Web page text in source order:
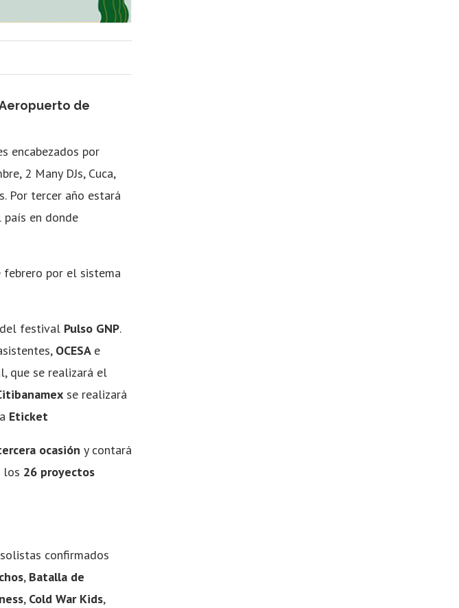
de
encabezados por
2 Many DJs, Cuca,
Por tercer año estará
en donde
febrero por el sistema
del festival Pulso GNP.
OCESA e
que se realizará el
se realizará
Eticket
ocasión y contará
los 26 proyectos
confirmados
, Batalla de
, Cold War Kids,